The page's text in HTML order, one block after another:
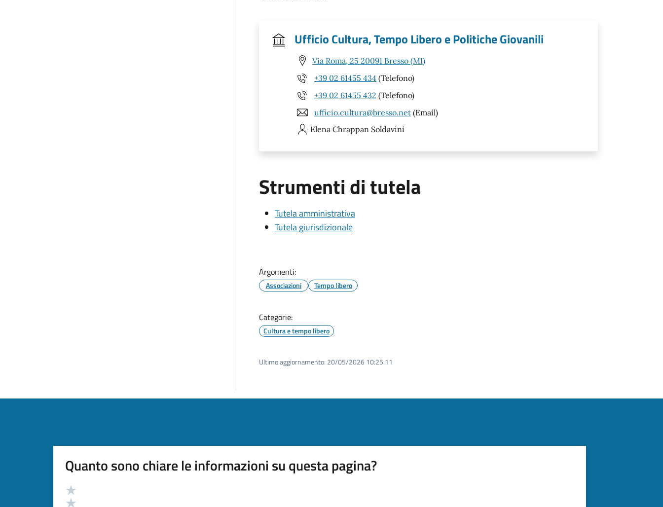
Ufficio Cultura, Tempo Libero e Politiche Giovanili
Via Roma, 25 20091 Bresso (MI)
+39 02 61455 434 (Telefono)
+39 02 61455 432 (Telefono)
ufficio.cultura@bresso.net (Email)
Elena Chrappan Soldavini
Strumenti di tutela
Tutela amministrativa
Tutela giurisdizionale
Argomenti:
Associazioni Tempo libero
Categorie:
Cultura e tempo libero
Ultimo aggiornamento: 20/05/2026 10:25.11
Quanto sono chiare le informazioni su questa pagina?
Valutazione